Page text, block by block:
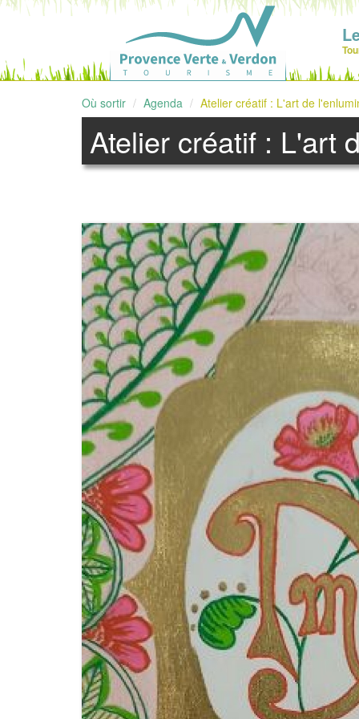
Où sortir Agenda Atelier créatif : L'art de
Atelier créatif : L'art